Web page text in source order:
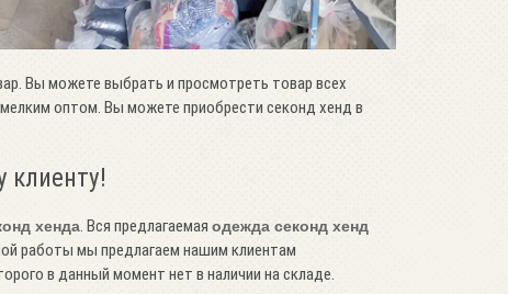
Вы можете выбрать и просмотреть товар всех
оптом. Вы можете приобрести секонд хенд в
хенда . Вся предлагаемая одежда секонд хенд
работы мы предлагаем нашим клиентам
в данный момент нет в наличии на складе.